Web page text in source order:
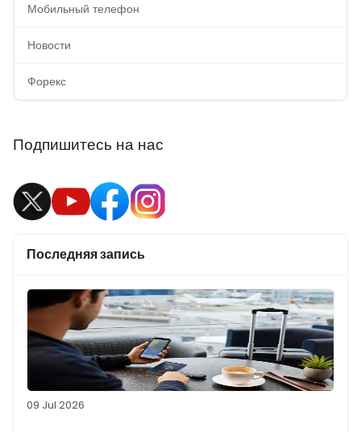
Мобильный телефон
Новости
Форекс
Подпишитесь на нас
Последняя запись
09 Jul 2026